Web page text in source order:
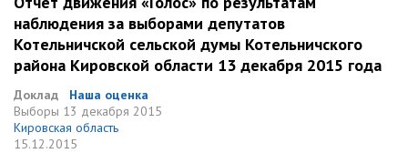
наблюдения за выборами депутатов
Котельничской сельской думы Котельничского
района Кировской области 13 декабря 2015 года
Доклад
Наша оценка
Выборы 13 декабря 2015
Кировская область
15.12.2015